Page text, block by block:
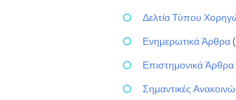
Δελτία Τύπου
Ενημερωτικά Άρθρα
Επιστημονικά Άρθρα
Σημαντικές